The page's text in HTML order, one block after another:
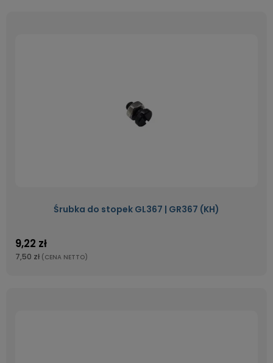
Śrubka do stopek GL367 | GR367 (KH)
9,22 zł
7,50 zł (CENA NETTO)